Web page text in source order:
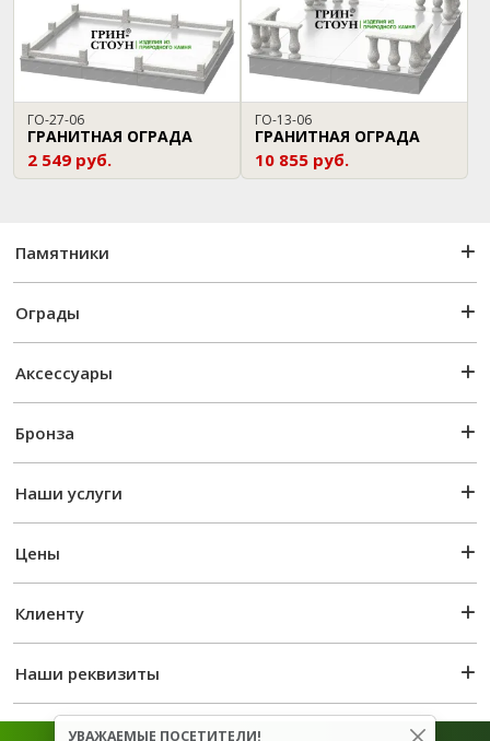
ГО-27-06
ГРАНИТНАЯ ОГРАДА
2 549 руб.
ГО-13-06
ГРАНИТНАЯ ОГРАДА
10 855 руб.
Памятники
Ограды
Аксессуары
Бронза
Наши услуги
Цены
Клиенту
Наши реквизиты
УВАЖАЕМЫЕ ПОСЕТИТЕЛИ!